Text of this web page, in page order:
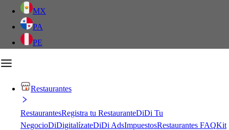
MX
PA
PE
Restaurantes
RestaurantesRegistra tu RestauranteDiDi Tu
NegocioDiDigitalízateDiDi AdsImpuestosRestaurantes FAQKit